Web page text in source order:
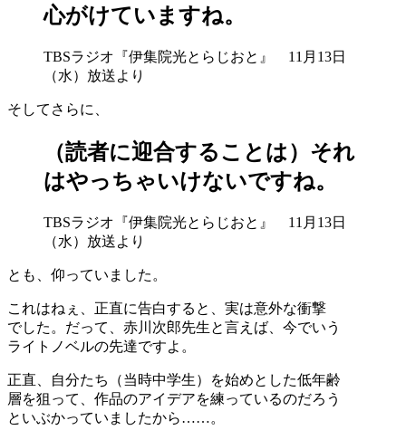
心がけていますね。
TBSラジオ『伊集院光とらじおと』 11月13日
（水）放送より
そしてさらに、
（読者に迎合することは） それ
はやっちゃいけないですね。
TBSラジオ『伊集院光とらじおと』 11月13日
（水）放送より
とも、仰っていました。
これはねぇ、正直に告白すると、実は意外な衝撃
でした。だって、赤川次郎先生と言えば、今でいう
ライトノベルの先達ですよ。
正直、自分たち（当時中学生）を始めとした低年齢
層を狙って、作品のアイデアを練っているのだろう
といぶかっていましたから……。